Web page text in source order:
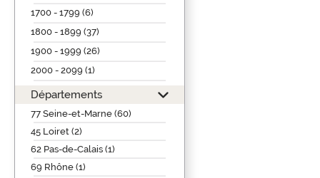
1700 - 1799 (6)
1800 - 1899 (37)
1900 - 1999 (26)
2000 - 2099 (1)
Départements
77 Seine-et-Marne (60)
45 Loiret (2)
62 Pas-de-Calais (1)
69 Rhône (1)